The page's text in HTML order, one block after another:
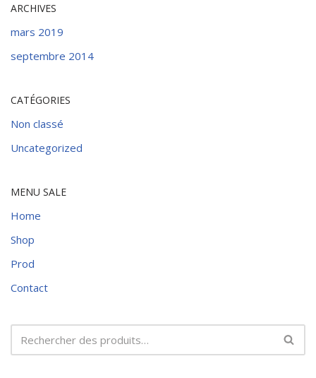
ARCHIVES
mars 2019
septembre 2014
CATÉGORIES
Non classé
Uncategorized
MENU SALE
Home
Shop
Prod
Contact